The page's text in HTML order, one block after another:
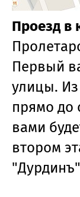
Проезд в
Первый
улицы. Из
прямо до
вами
втором